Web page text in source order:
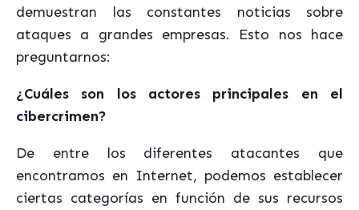
demuestran las constantes noticias sobre
ataques a grandes empresas. Esto nos hace
preguntarnos:
¿Cuáles son los actores principales en el
cibercrimen?
De entre los diferentes atacantes que
encontramos en Internet, podemos establecer
ciertas categorías en función de sus recursos